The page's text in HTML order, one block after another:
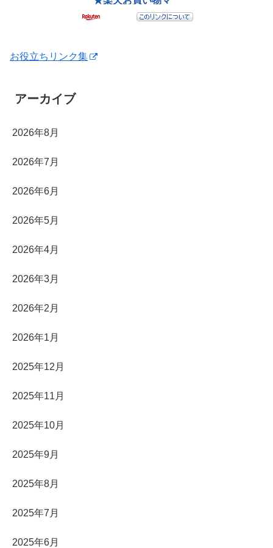
お役立ちリンク集
アーカイブ
2026年8月
2026年7月
2026年6月
2026年5月
2026年4月
2026年3月
2026年2月
2026年1月
2025年12月
2025年11月
2025年10月
2025年9月
2025年8月
2025年7月
2025年6月